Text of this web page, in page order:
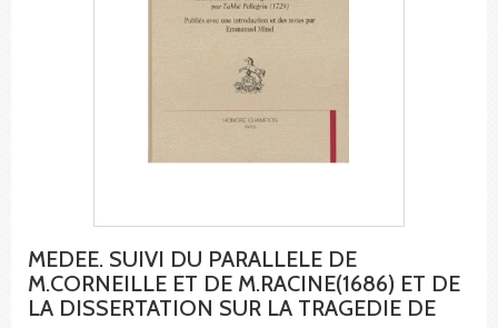
MEDEE. SUIVI DU PARALLELE DE
M.CORNEILLE ET DE M.RACINE(1686) ET DE
LA DISSERTATION SUR LA TRAGEDIE DE